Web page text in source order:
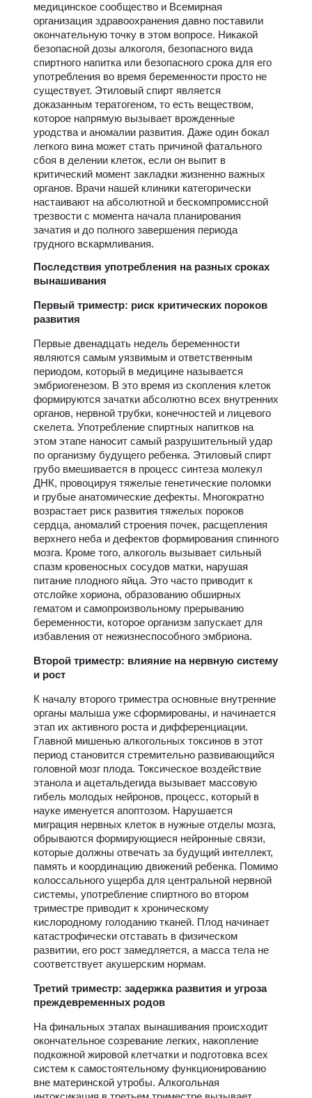
медицинское сообщество и Всемирная
организация здравоохранения давно поставили
окончательную точку в этом вопросе. Никакой
безопасной дозы алкоголя, безопасного вида
спиртного напитка или безопасного срока для его
употребления во время беременности просто не
существует. Этиловый спирт является
доказанным тератогеном, то есть веществом,
которое напрямую вызывает врожденные
уродства и аномалии развития. Даже один бокал
легкого вина может стать причиной фатального
сбоя в делении клеток, если он выпит в
критический момент закладки жизненно важных
органов. Врачи нашей клиники категорически
настаивают на абсолютной и бескомпромиссной
трезвости с момента начала планирования
зачатия и до полного завершения периода
грудного вскармливания.
Последствия употребления на разных сроках
вынашивания
Первый триместр: риск критических пороков
развития
Первые двенадцать недель беременности
являются самым уязвимым и ответственным
периодом, который в медицине называется
эмбриогенезом. В это время из скопления клеток
формируются зачатки абсолютно всех внутренних
органов, нервной трубки, конечностей и лицевого
скелета. Употребление спиртных напитков на
этом этапе наносит самый разрушительный удар
по организму будущего ребенка. Этиловый спирт
грубо вмешивается в процесс синтеза молекул
ДНК, провоцируя тяжелые генетические поломки
и грубые анатомические дефекты. Многократно
возрастает риск развития тяжелых пороков
сердца, аномалий строения почек, расщепления
верхнего неба и дефектов формирования спинного
мозга. Кроме того, алкоголь вызывает сильный
спазм кровеносных сосудов матки, нарушая
питание плодного яйца. Это часто приводит к
отслойке хориона, образованию обширных
гематом и самопроизвольному прерыванию
беременности, которое организм запускает для
избавления от нежизнеспособного эмбриона.
Второй триместр: влияние на нервную систему
и рост
К началу второго триместра основные внутренние
органы малыша уже сформированы, и начинается
этап их активного роста и дифференциации.
Главной мишенью алкогольных токсинов в этот
период становится стремительно развивающийся
головной мозг плода. Токсическое воздействие
этанола и ацетальдегида вызывает массовую
гибель молодых нейронов, процесс, который в
науке именуется апоптозом. Нарушается
миграция нервных клеток в нужные отделы мозга,
обрываются формирующиеся нейронные связи,
которые должны отвечать за будущий интеллект,
память и координацию движений ребенка. Помимо
колоссального ущерба для центральной нервной
системы, употребление спиртного во втором
триместре приводит к хроническому
кислородному голоданию тканей. Плод начинает
катастрофически отставать в физическом
развитии, его рост замедляется, а масса тела не
соответствует акушерским нормам.
Третий триместр: задержка развития и угроза
преждевременных родов
На финальных этапах вынашивания происходит
окончательное созревание легких, накопление
подкожной жировой клетчатки и подготовка всех
систем к самостоятельному функционированию
вне материнской утробы. Алкогольная